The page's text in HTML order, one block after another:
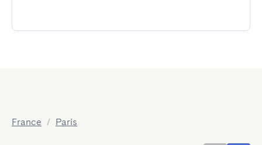
France / Paris